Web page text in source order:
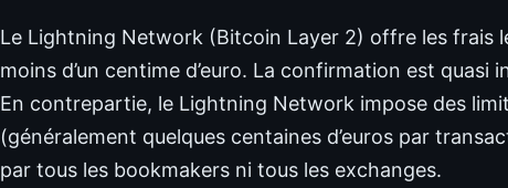
Le Lightning Network (Bitcoin Layer 2) offre les frais
moins d’un centime d’euro. La confirmation est
En contrepartie, le Lightning Network impose des
(généralement quelques centaines d’euros par
par tous les bookmakers ni tous les exchanges.